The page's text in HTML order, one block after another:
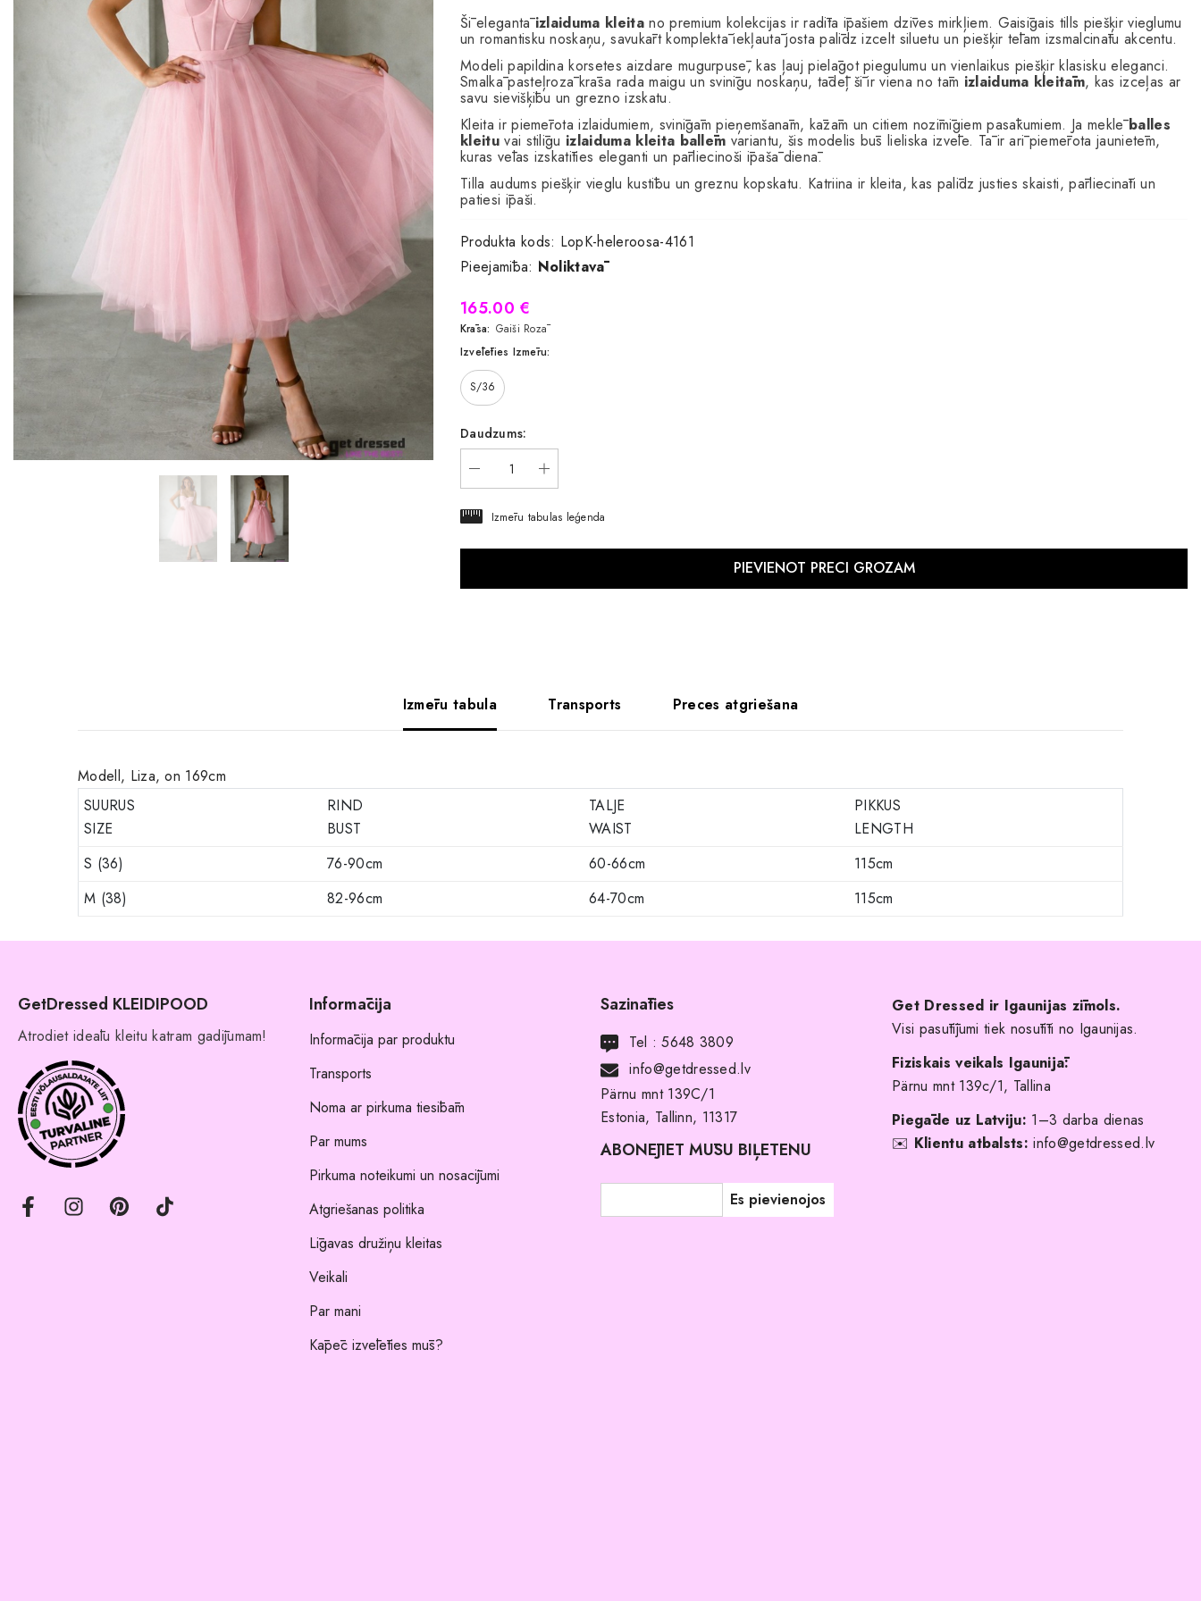
Midi kleitas
Vakarkleitas
Maxi kleitas
Skater kleitas
Mini kleitas
Šī elegantāizlaiduma kleitano premium kolekcijas ir radīta īpašiem dzīves mirkļiem. Gaisīgais tills piešķir vieglumu
un romantisku noskaņu, savukārt komplektā iekļautā josta palīdz izcelt siluetu un piešķir tēlam izsmalcinātu akcentu.
Modeli papildina korsetes aizdare mugurpusē, kas ļauj pielāgot piegulumu un vienlaikus piešķir klasisku eleganci.
Smalkā pasteļrozā krāsa rada maigu un svinīgu noskaņu, tādēļ šī ir viena no tām izlaiduma kleitām, kas izceļas ar
savu sievišķību un grezno izskatu.
Kleita ir piemērota izlaidumiem, svinīgām pieņemšanām, kāzām un citiem nozīmīgiem pasākumiem. Ja meklēballes
kleituvai stilīgu izlaiduma kleita ballēm variantu, šis modelis būs lieliska izvēle. Tā ir arī piemērota jaunietēm,
kuras vēlas izskatīties eleganti un pārliecinoši īpašā dienā.
Tilla audums piešķir vieglu kustību un greznu kopskatu. Katriina ir kleita, kas palīdz justies skaisti, pārliecināti un
patiesi īpaši.
Produkta kods: LopK-heleroosa-4161
Pieejamība: Noliktavā
165.00 €
Krāsa: Gaiši Rozā
Izvēlēties Izmēru:
S/36
Daudzums:
Izmēru tabulas leģenda
Izmēru tabula Transports Preces atgriešana
Modell, Liza, on 169cm
SUURUS
SIZE
RIND
BUST
TALJE
WAIST
PIKKUS
LENGTH
S (36)
76-90cm 60-66cm
115cm
M (38)
82-96cm 64-70cm 115cm
GetDressed KLEIDIPOOD
Atrodiet ideālu kleitu katram gadījumam!
Informācija
Informācija par produktu
Transports
Noma ar pirkuma tiesībām
Par mums
Pirkuma noteikumi un nosacījumi
Atgriešanas politika
Līgavas družiņu kleitas
Veikali
Par mani
Kāpēc izvēlēties mūs?
Sazināties
Tel :5648 3809
info@getdressed.lv
Pärnu mnt 139C/1
Estonia, Tallinn, 11317
ABONĒJIET MŪSU BIĻETENU
Get Dressed ir Igaunijas zīmols.
Visi pasūtījumi tiek nosūtīti no Igaunijas.
Fiziskais veikals Igaunijā:
Pärnu mnt 139c/1, Tallina
Piegāde uz Latviju: 1–3 darba dienas
✉️ Klientu atbalsts: info@getdressed.lv